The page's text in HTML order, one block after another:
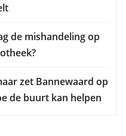
de mishandeling op
zet Bannewaard op
de buurt kan helpen